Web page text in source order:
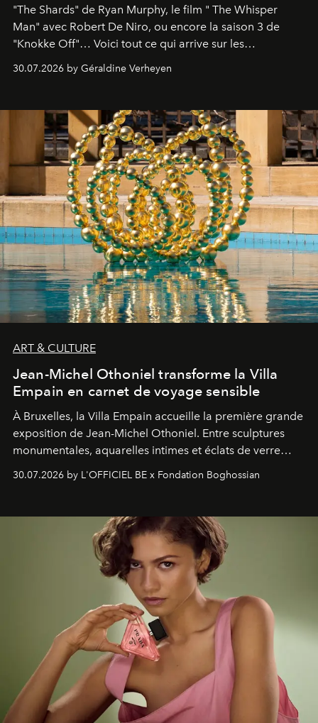
"The Shards" de Ryan Murphy, le film " The Whisper
Man" avec Robert De Niro, ou encore la saison 3 de
"Knokke Off"… Voici tout ce qui arrive sur les
plateformes de streaming en août 2026.
30.07.2026 by Géraldine Verheyen
ART & CULTURE
Jean-Michel Othoniel transforme la Villa
Empain en carnet de voyage sensible
À Bruxelles, la Villa Empain accueille la première grande
exposition de Jean-Michel Othoniel. Entre sculptures
monumentales, aquarelles intimes et éclats de verre
soufflé, l’artiste français compose un itinéraire
émotionnel où chaque œuvre devient le souvenir
émerveillement.
30.07.2026 by L'OFFICIEL BE x Fondation Boghossian